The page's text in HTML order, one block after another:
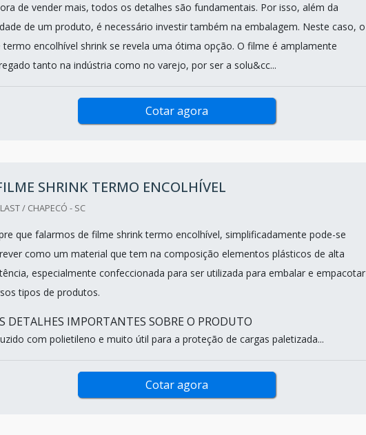
de vender mais, todos os detalhes são fundamentais. Por isso, além da
de um produto, é necessário investir também na embalagem. Neste caso, o
termo encolhível shrink se revela uma ótima opção. O filme é amplamente
tanto na indústria como no varejo, por ser a solu&cc...
Cotar agora
SHRINK TERMO ENCOLHÍVEL
/ CHAPECÓ - SC
que falarmos de filme shrink termo encolhível, simplificadamente pode-se
como um material que tem na composição elementos plásticos de alta
especialmente confeccionada para ser utilizada para embalar e empacotar
tipos de produtos.
DETALHES IMPORTANTES SOBRE O PRODUTO
com polietileno e muito útil para a proteção de cargas paletizada...
Cotar agora